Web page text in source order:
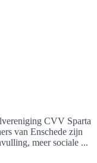
CVV Sparta
van Enschede zijn
meer sociale ...